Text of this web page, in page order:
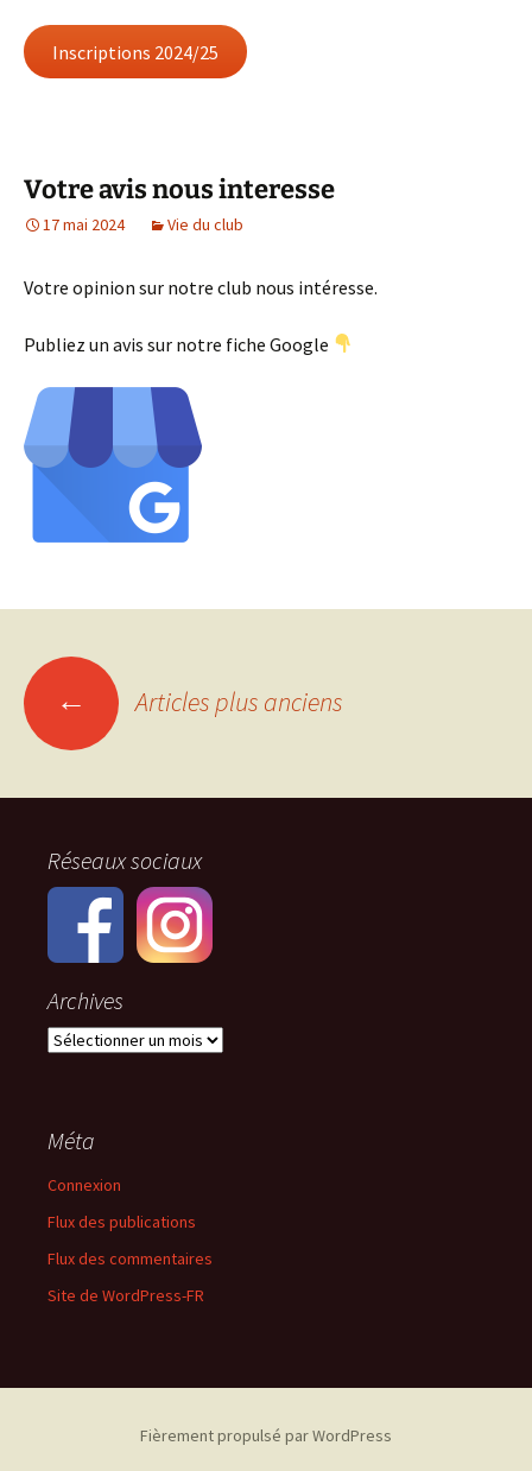
Inscriptions 2024/25
Votre avis nous interesse
17 mai 2024 Vie du club
Votre opinion sur notre club nous intéresse.
Publiez un avis sur notre fiche Google
Navigation
des
articles
← Articles plus anciens
Réseaux sociaux
Archives
Archives
Méta
Connexion
Flux des publications
Flux des commentaires
Site de WordPress-FR
Fièrement propulsé par WordPress